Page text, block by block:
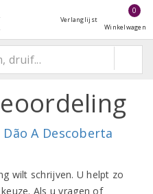
Verlanglijst
0
Winkelwagen
Dão A Descoberta
wilt schrijven. U helpt zo
Als u vragen of